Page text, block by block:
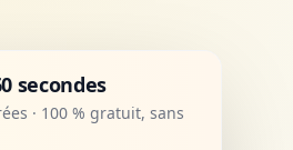
secondes
· 100 % gratuit, sans